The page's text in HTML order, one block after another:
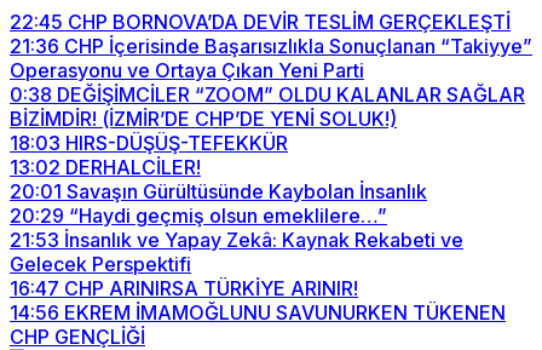
22:45 CHP BORNOVA’DA DEVİR TESLİM GERÇEKLEŞTİ
21:36 CHP İçerisinde Başarısızlıkla Sonuçlanan “Takiyye”
Operasyonu ve Ortaya Çıkan Yeni Parti
0:38 DEĞİŞİMCİLER “ZOOM” OLDU KALANLAR SAĞLAR
BİZİMDİR! (İZMİR’DE CHP’DE YENİ SOLUK!)
18:03 HIRS-DÜŞÜŞ-TEFEKKÜR
13:02 DERHALCİLER!
20:01 Savaşın Gürültüsünde Kaybolan İnsanlık
20:29 “Haydi geçmiş olsun emeklilere…”
21:53 İnsanlık ve Yapay Zekâ: Kaynak Rekabeti ve
Gelecek Perspektifi
16:47 CHP ARINIRSA TÜRKİYE ARINIR!
14:56 EKREM İMAMOĞLUNU SAVUNURKEN TÜKENEN
CHP GENÇLİĞİ